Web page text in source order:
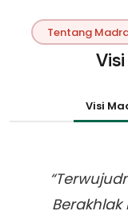
Tentang
Visi